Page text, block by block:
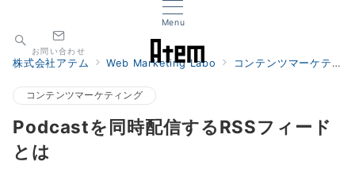
Menu
お問い合わせ
株式会社アテム Web Marketing Labo コンテンツマーケティング
コンテンツマーケティング
Podcastを同時配信するRSSフィード
とは